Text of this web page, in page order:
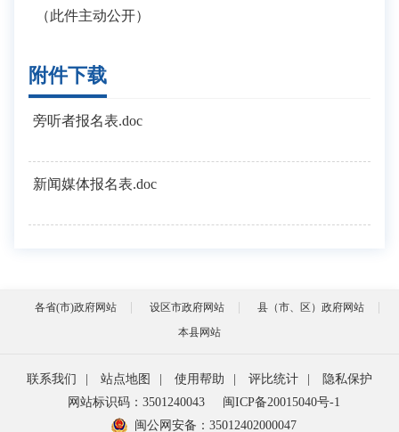
（此件主动公开）
附件下载
旁听者报名表.doc
新闻媒体报名表.doc
各省(市)政府网站 设区市政府网站
县（市、区）政府网站
本县网站
联系我们 站点地图 使用帮助 评比统计
隐私保护
网站标识码：3501240043
闽ICP备20015040号-1
闽公网安备： 35012402000047